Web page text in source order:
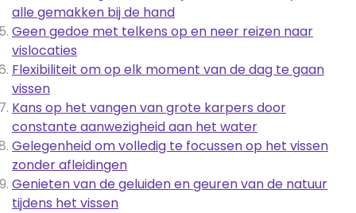
alle gemakken bij de hand
Geen gedoe met telkens op en neer reizen naar
vislocaties
Flexibiliteit om op elk moment van de dag te gaan
vissen
Kans op het vangen van grote karpers door
constante aanwezigheid aan het water
Gelegenheid om volledig te focussen op het vissen
zonder afleidingen
Genieten van de geluiden en geuren van de natuur
tijdens het vissen